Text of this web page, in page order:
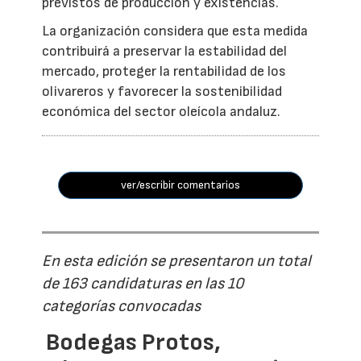
La organización considera que esta medida
contribuirá a preservar la estabilidad del
mercado, proteger la rentabilidad de los
olivareros y favorecer la sostenibilidad
económica del sector oleícola andaluz.
ver/escribir comentarios
En esta edición se presentaron un total
de 163 candidaturas en las 10
categorías convocadas
Bodegas Protos,